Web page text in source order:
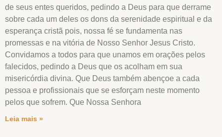
de seus entes queridos, pedindo a Deus para que derrame
sobre cada um deles os dons da serenidade espiritual e da
esperança cristã pois, nossa fé se fundamenta nas
promessas e na vitória de Nosso Senhor Jesus Cristo.
Convidamos a todos para que unamos em orações pelos
falecidos, pedindo a Deus que os acolham em sua
misericórdia divina. Que Deus também abençoe a cada
pessoa e profissionais que se esforçam neste momento
pelos que sofrem. Que Nossa Senhora
Leia mais »